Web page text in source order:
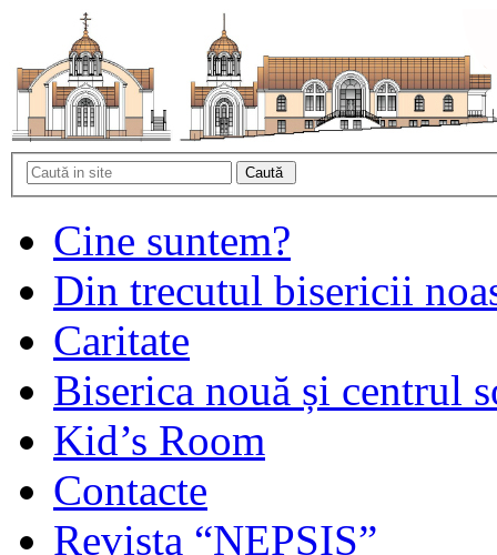
Cine suntem?
Din trecutul bisericii
Caritate
Biserica nouă și centrul
Kid’s Room
Contacte
Revista “NEPSIS”